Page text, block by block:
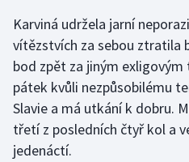
Ostatní
Karviná udržela jarní
vítězstvích za sebou ztratila
bod zpět za jiným
pátek kvůli nezpůsobilému
Slavie a má utkání k dobru.
třetí z posledních čtyř kol a
jedenáctí.